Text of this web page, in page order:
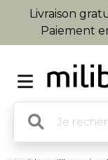
Livraison
Paiement